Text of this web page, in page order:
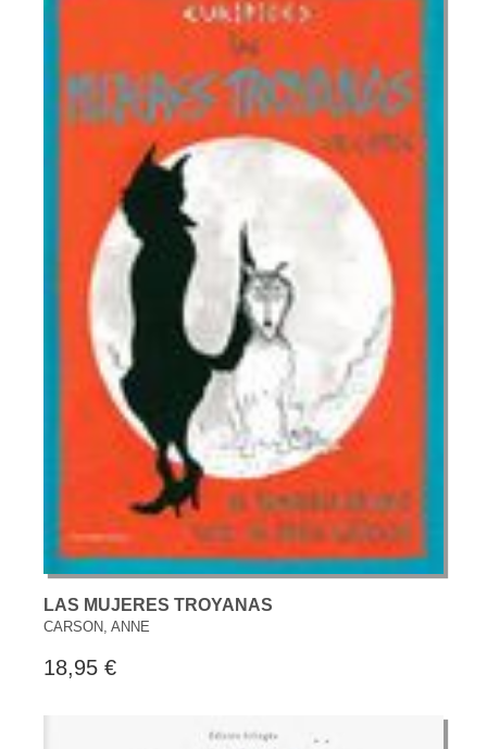
LAS MUJERES TROYANAS
CARSON, ANNE
18,95 €